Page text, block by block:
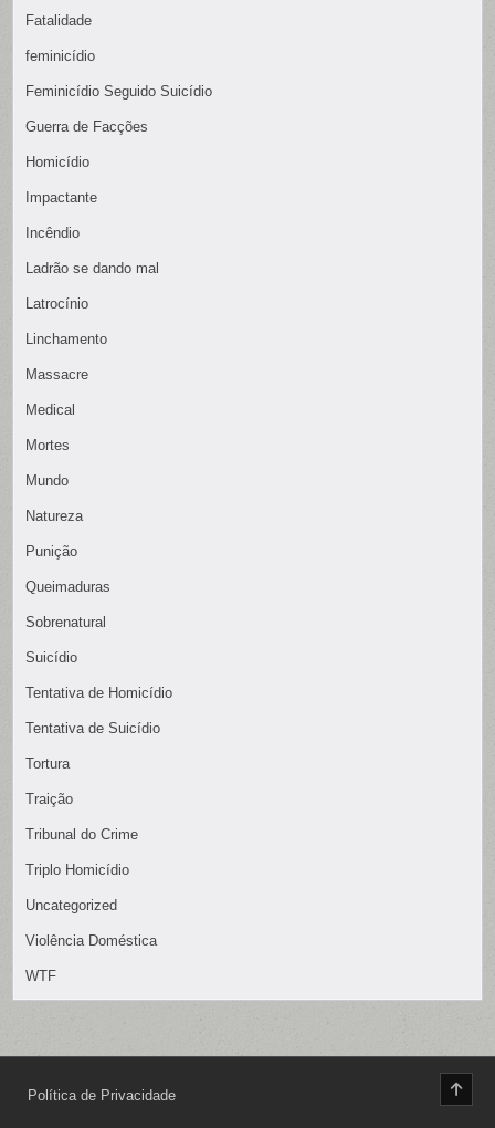
Fatalidade
feminicídio
Feminicídio Seguido Suicídio
Guerra de Facções
Homicídio
Impactante
Incêndio
Ladrão se dando mal
Latrocínio
Linchamento
Massacre
Medical
Mortes
Mundo
Natureza
Punição
Queimaduras
Sobrenatural
Suicídio
Tentativa de Homicídio
Tentativa de Suicídio
Tortura
Traição
Tribunal do Crime
Triplo Homicídio
Uncategorized
Violência Doméstica
WTF
Política de Privacidade
TO